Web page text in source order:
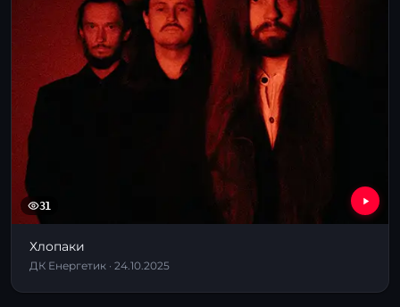
31
Хлопаки
ДК Енергетик · 24.10.2025